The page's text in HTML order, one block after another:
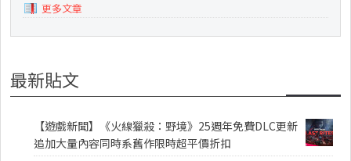
更多文章
最新貼文
【遊戲新聞】《火線獵殺：野境》25週年免費DLC更新
追加大量內容同時系舊作限時超平價折扣